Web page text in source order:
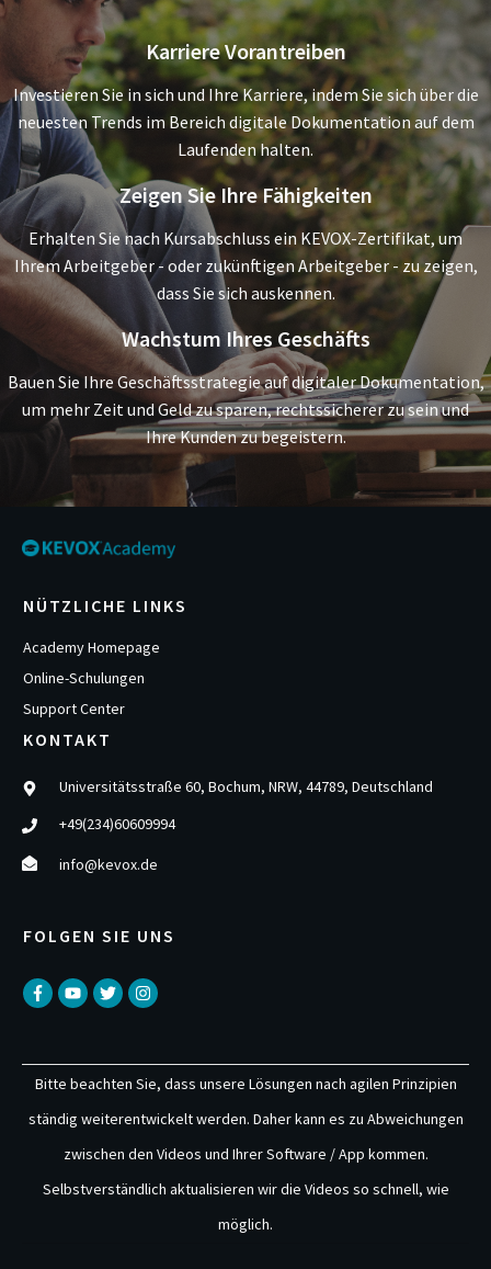
Karriere Vorantreiben
Investieren Sie in sich und Ihre Karriere, indem Sie sich über die
neuesten Trends im Bereich digitale Dokumentation auf dem
Laufenden halten.
Zeigen Sie Ihre Fähigkeiten
Erhalten Sie nach Kursabschluss ein KEVOX-Zertifikat, um
Ihrem Arbeitgeber - oder zukünftigen Arbeitgeber - zu zeigen,
dass Sie sich auskennen.
Wachstum Ihres Geschäfts
Bauen Sie Ihre Geschäftsstrategie auf digitaler Dokumentation,
um mehr Zeit und Geld zu sparen, rechtssicherer zu sein und
Ihre Kunden zu begeistern.
NÜTZLICHE LINKS
Academy Homepage
Online-Schulungen
Support Center
KONTAKT
Universitätsstraße 60, Bochum, NRW, 44789, Deutschland
+49(234)60609994
info@kevox.de
FOLGEN SIE UNS
Bitte beachten Sie, dass unsere Lösungen nach agilen Prinzipien
ständig weiterentwickelt werden. Daher kann es zu Abweichungen
zwischen den Videos und Ihrer Software / App kommen.
Selbstverständlich aktualisieren wir die Videos so schnell, wie
möglich.